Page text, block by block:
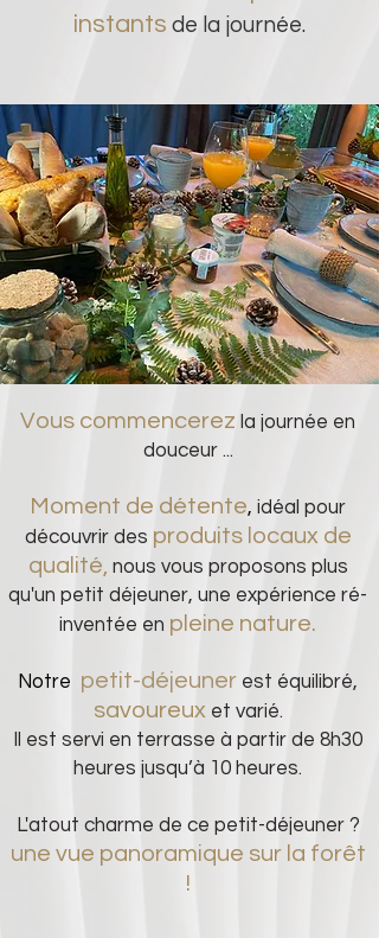
instants de la journée.
Vous commencerez la journée en
douceur ...
Moment de détente, idéal pour
découvrir des produits locaux de
qualité, nous vous proposons plus
qu'un petit déjeuner, une expérience ré-
inventée en pleine nature.
Notre petit-déjeuner est équilibré,
savoureuxet varié.
Il est servi en terrasse à partir de 8h30
heures jusqu’à 10 heures.
L'atout charme de ce petit-déjeuner ?
une vue panoramique sur la forêt
!